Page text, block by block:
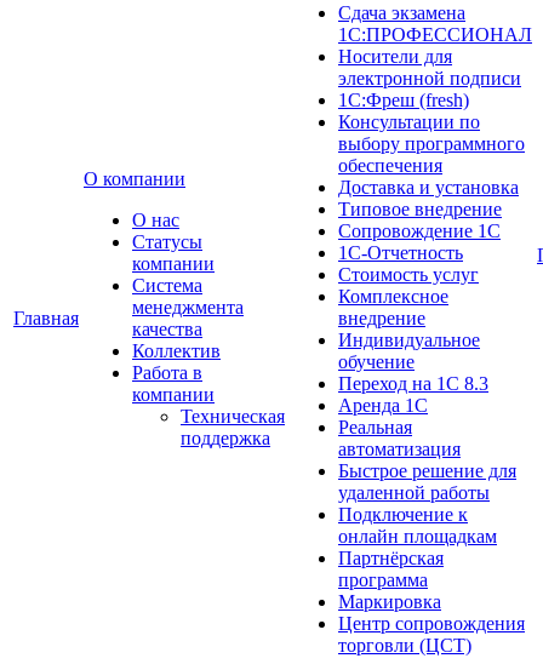
Главная
О компании
О нас
Cтатусы
компании
Система
менеджмента
качества
Коллектив
Работа в
компании
Техническая
поддержка
Сдача экзамена
1С:ПРОФЕССИОНАЛ
Носители для
электронной подписи
1С:Фреш (fresh)
Консультации по
выбору программного
обеспечения
Доставка и установка
Типовое внедрение
Сопровождение 1С
1С-Отчетность
Стоимость услуг
Комплексное
внедрение
Индивидуальное
обучение
Переход на 1С 8.3
Аренда 1С
Реальная
автоматизация
Быстрое решение для
удаленной работы
Подключение к
онлайн площадкам
Партнёрская
программа
Маркировка
Центр сопровождения
торговли (ЦСТ)